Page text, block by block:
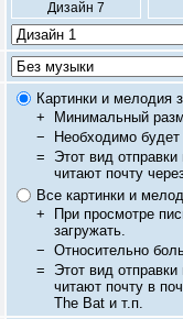
Дизайн 7
Картинки и мелодия
+
Минимальный
−
Необходимо будет
= Этот вид
читают почту
Все картинки и
+
При просмотре
загружать.
− Относительно
= Этот вид
читают почту в
The Bat и т.п.